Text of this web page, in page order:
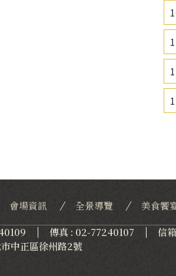
會場資訊 全景導覽 美食饗
傳真 : 02-77240107
信
中正區徐州路2號